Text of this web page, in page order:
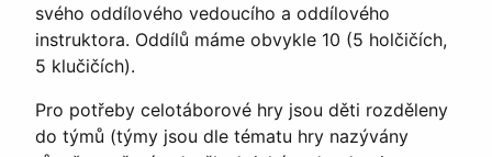
svého oddílového vedoucího a oddílového
instruktora. Oddílů máme obvykle 10 (5 holčičích,
5 klučičích).
Pro potřeby celotáborové hry jsou děti rozděleny
do týmů (týmy jsou dle tématu hry nazývány